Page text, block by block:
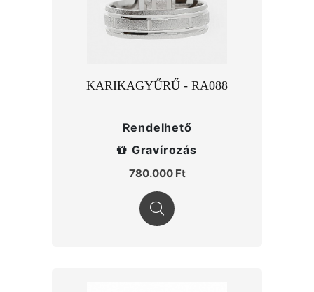
KARIKAGYŰRŰ - RA088
Rendelhető
Gravírozás
780.000 Ft